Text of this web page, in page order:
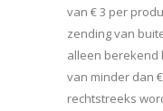
van € 3 per
zending van
alleen berekend
van minder dan
rechtstreeks